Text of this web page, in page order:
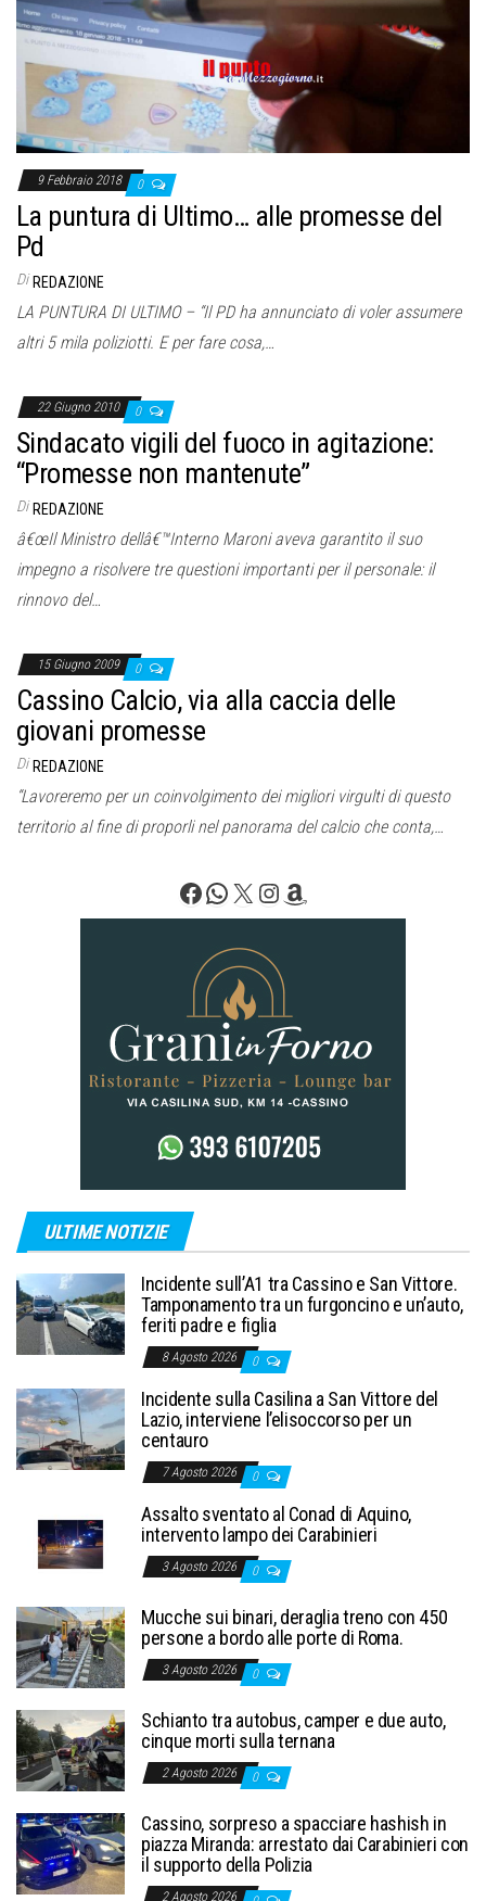
9 Febbraio 2018 0
La puntura di Ultimo… alle promesse del
Pd
Di REDAZIONE
LA PUNTURA DI ULTIMO – “Il PD ha annunciato di voler assumere
altri 5 mila poliziotti. E per fare cosa,…
22 Giugno 2010 0
Sindacato vigili del fuoco in agitazione:
“Promesse non mantenute”
Di REDAZIONE
â€œIl Ministro dellâ€™Interno Maroni aveva garantito il suo
impegno a risolvere tre questioni importanti per il personale: il
rinnovo del…
15 Giugno 2009 0
Cassino Calcio, via alla caccia delle
giovani promesse
Di REDAZIONE
“Lavoreremo per un coinvolgimento dei migliori virgulti di questo
territorio al fine di proporli nel panorama del calcio che conta,…
Facebook
WhatsApp
X Instagram
Amazon
ULTIME NOTIZIE
Incidente sull’A1 tra Cassino e San Vittore.
Tamponamento tra un furgoncino e un’auto,
feriti padre e figlia
8 Agosto 2026 0
Incidente sulla Casilina a San Vittore del
Lazio, interviene l’elisoccorso per un
centauro
7 Agosto 2026 0
Assalto sventato al Conad di Aquino,
intervento lampo dei Carabinieri
3 Agosto 2026 0
Mucche sui binari, deraglia treno con 450
persone a bordo alle porte di Roma.
3 Agosto 2026 0
Schianto tra autobus, camper e due auto,
cinque morti sulla ternana
2 Agosto 2026 0
Cassino, sorpreso a spacciare hashish in
piazza Miranda: arrestato dai Carabinieri con
il supporto della Polizia
2 Agosto 2026